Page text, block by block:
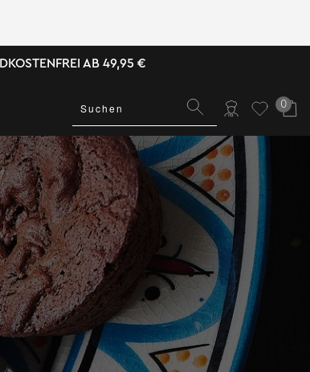
AB 49,95 €
0